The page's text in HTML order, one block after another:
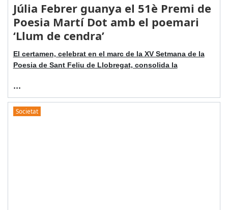
Júlia Febrer guanya el 51è Premi de
Poesia Martí Dot amb el poemari
‘Llum de cendra’
El certamen, celebrat en el marc de la XV Setmana de la
Poesia de Sant Feliu de Llobregat, consolida la
...
Societat